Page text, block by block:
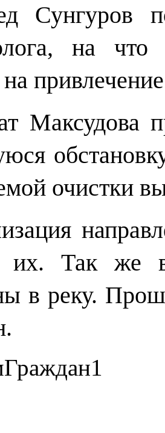
Сунгуров
на
Максудова
очистки
их. Так же
в реку.